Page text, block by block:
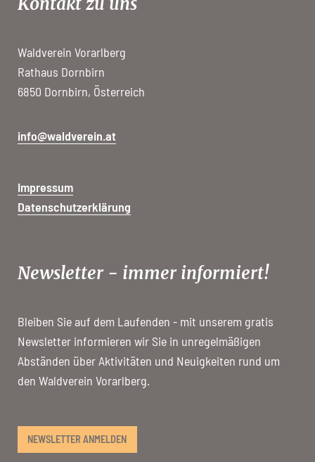
Waldverein Vorarlberg
Rathaus Dornbirn
6850 Dornbirn, Österreich
info@waldverein.at
Impressum
Datenschutzerklärung
Newsletter - immer informiert!
Bleiben Sie auf dem Laufenden - mit unserem gratis
Newsletter informieren wir Sie in unregelmäßigen
Abständen über Aktivitäten und Neuigkeiten rund um
den Waldverein Vorarlberg.
NEWSLETTER ANMELDEN